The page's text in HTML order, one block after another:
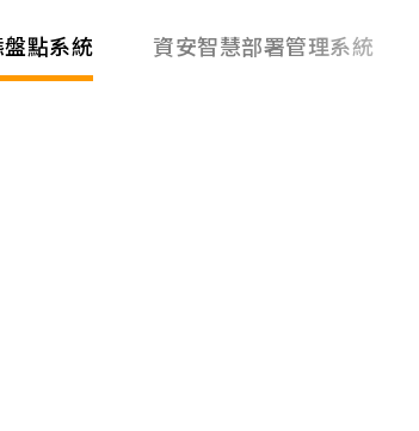
點系統 資安智慧部署管理系統